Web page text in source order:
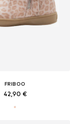
FRIBOO
42,90 €